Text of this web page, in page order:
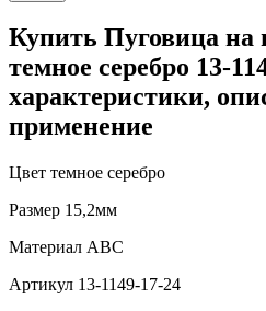
Купить Пуговица на
темное серебро 13-
характеристики,
применение
Цвет темное серебро
Размер 15,2мм
Материал АВС
Артикул 13-1149-17-24